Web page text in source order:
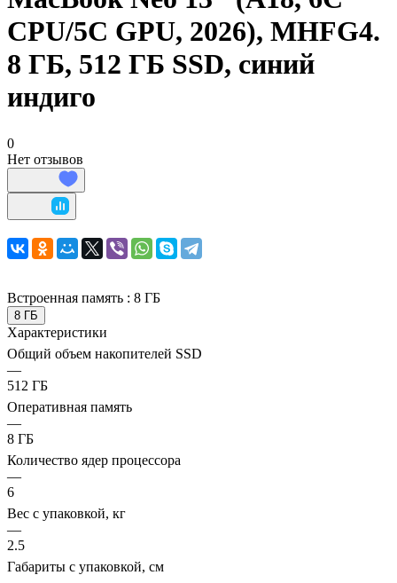
СPU/5С GPU, 2026), MHFG4.
8 ГБ, 512 ГБ SSD, синий
индиго
0
Нет отзывов
Встроенная память : 8 ГБ
8 ГБ
Характеристики
Общий объем накопителей SSD
—
512 ГБ
Оперативная память
—
8 ГБ
Количество ядер процессора
—
6
Вес с упаковкой, кг
—
2.5
Габариты с упаковкой, см